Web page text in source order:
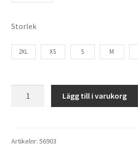
Storlek
2XL XS S M
Lägg till i varukorg
Artikelnr: 56903